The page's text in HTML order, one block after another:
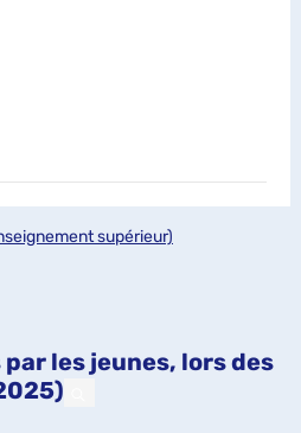
supérieur)
par les jeunes, lors des